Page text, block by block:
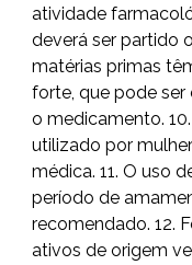
atividade
deverá ser partido
matérias primas
forte, que pode
o medicamento.
utilizado por
médica. 11. O uso
período de
recomendado. 12.
ativos de origem